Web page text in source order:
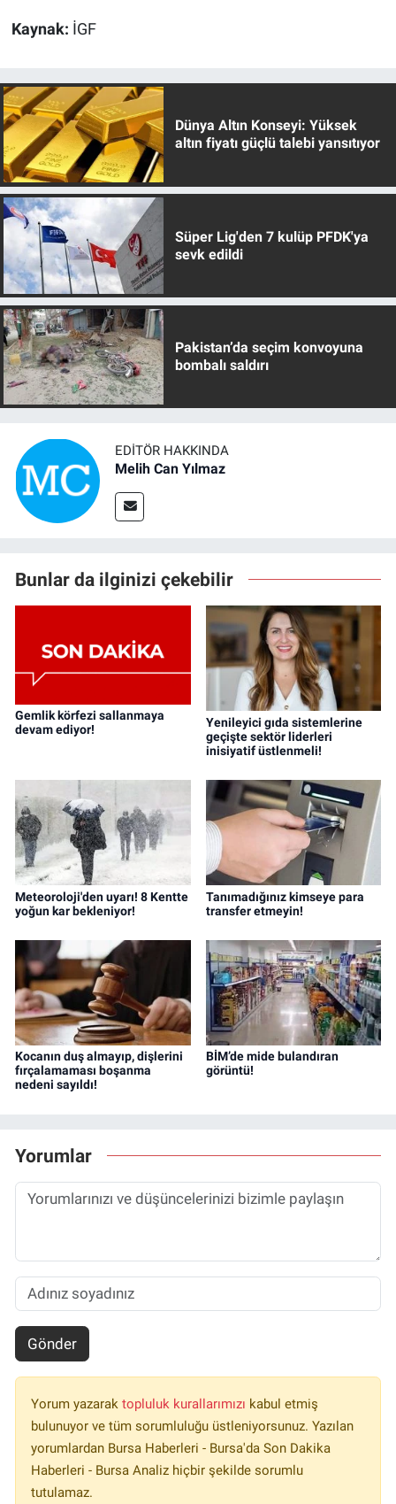
Kaynak: İGF
Dünya Altın Konseyi: Yüksek
altın fiyatı güçlü talebi yansıtıyor
Süper Lig'den 7 kulüp PFDK'ya
sevk edildi
Pakistan’da seçim konvoyuna
bombalı saldırı
EDITÖR HAKKINDA
Melih Can Yılmaz
Bunlar da ilginizi çekebilir
Gemlik körfezi sallanmaya
devam ediyor!
Yenileyici gıda sistemlerine
geçişte sektör liderleri
inisiyatif üstlenmeli!
Meteoroloji'den uyarı! 8 Kentte
yoğun kar bekleniyor!
Tanımadığınız kimseye para
transfer etmeyin!
Kocanın duş almayıp, dişlerini
fırçalamaması boşanma
nedeni sayıldı!
BİM’de mide bulandıran
görüntü!
Yorumlar
Gönder
Yorum yazarak topluluk kurallarımızı kabul etmiş
bulunuyor ve tüm sorumluluğu üstleniyorsunuz. Yazılan
yorumlardan Bursa Haberleri - Bursa'da Son Dakika
Haberleri - Bursa Analiz hiçbir şekilde sorumlu
tutulamaz.